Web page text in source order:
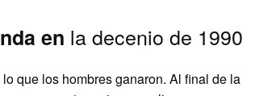
en la decenio de 1990
que los hombres ganaron. Al final de la